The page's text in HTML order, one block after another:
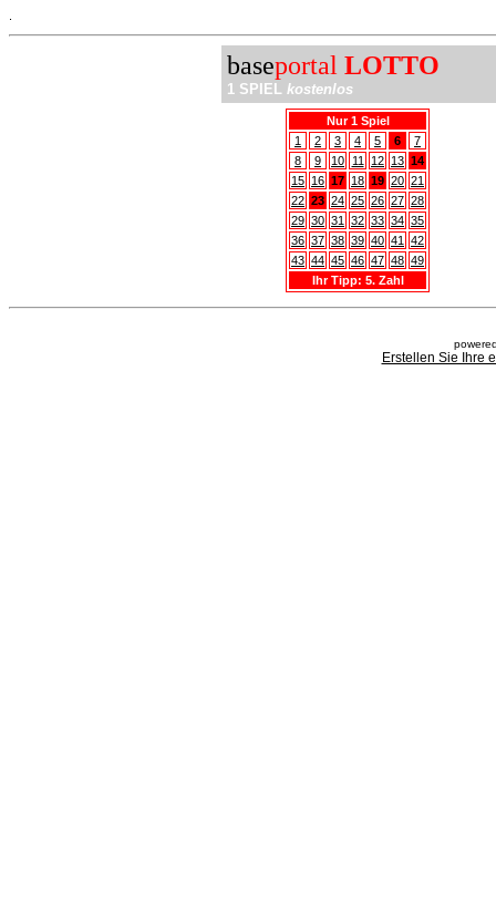
baseportal LOTTO
1 SPIEL kostenlos
Nur 1 Spiel
1
2 3 4 5 6
7
8
9 10 11 12 13 14
15 16 17 18 19 20 21
22 23 24 25 26 27 28
29 30 31 32 33 34 35
36 37 38 39 40 41
42
43 44 45 46 47 48 49
Ihr Tipp: 5. Zahl
Erstellen Sie Ihre